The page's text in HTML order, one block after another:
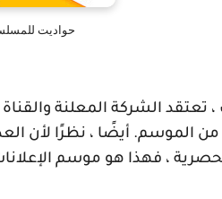
حواديت
، تعتقد الشركة المعلنة
الموسم. أيضًا ، نظرًا لأن
، فهذا هو موسم